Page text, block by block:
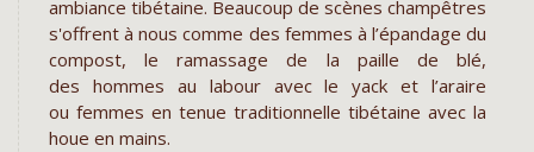
ambiance tibétaine. Beaucoup de scènes champêtres
s'offrent à nous comme des femmes à l’épandage du
compost, le ramassage de la paille de blé,
des hommes au labour avec le yack et l’araire
ou femmes en tenue traditionnelle tibétaine avec la
houe en mains.